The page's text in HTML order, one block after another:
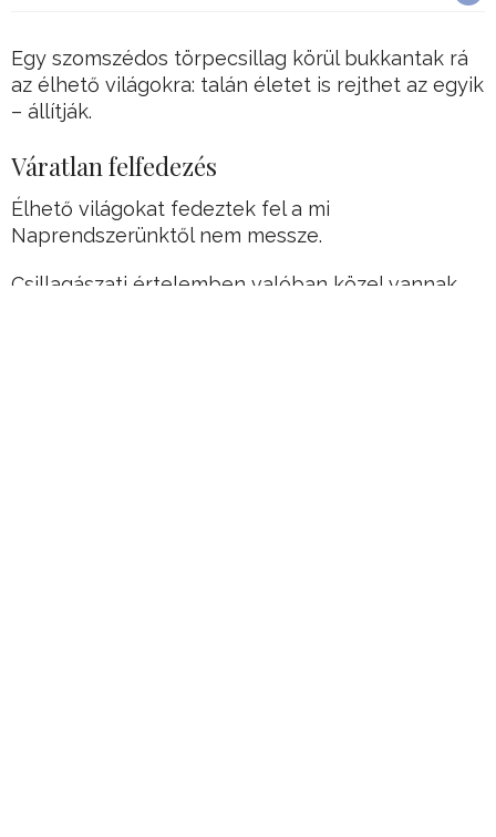
Egy szomszédos törpecsillag körül bukkantak rá
az élhető világokra: talán életet is rejthet az egyik
– állítják.
Váratlan felfedezés
Élhető világokat fedeztek fel a mi
Naprendszerünktől nem messze.
Csillagászati értelemben valóban közel vannak,